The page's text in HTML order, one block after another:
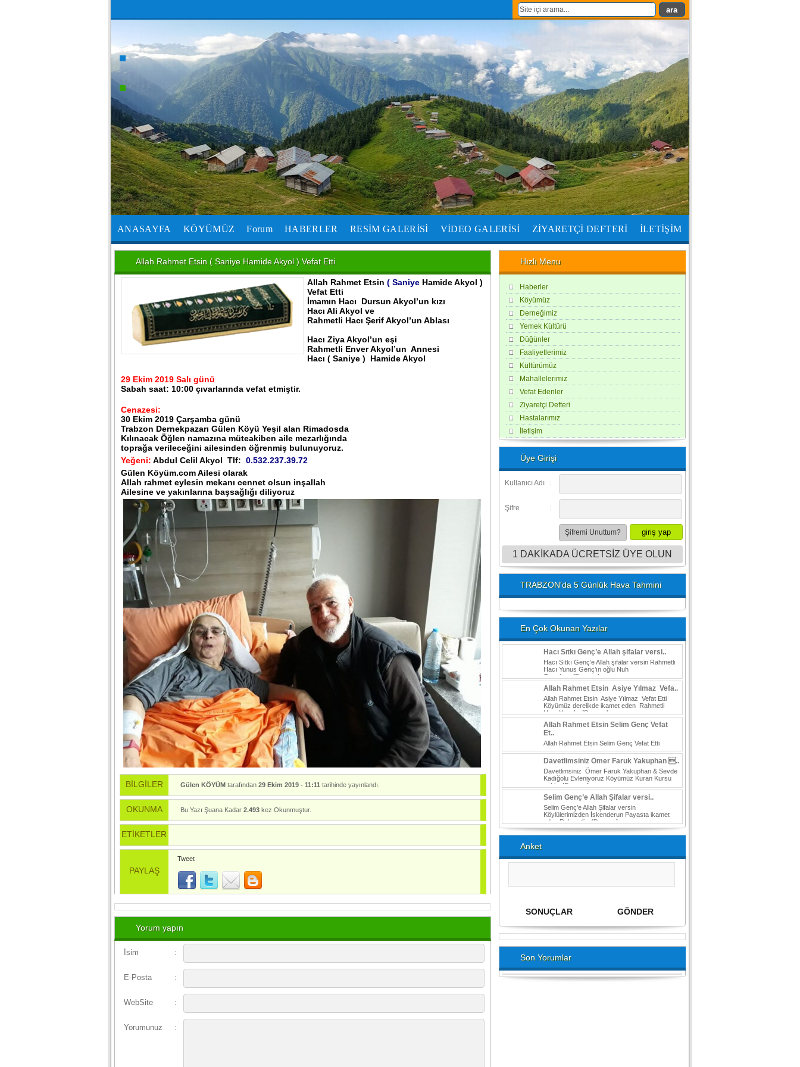
ANASAYFA KÖYÜMÜZ Forum HABERLER RESİM GALERİSİ VİDEO GALERİSİ ZİYARETÇİ DEFTERİ İLETİŞİM
Allah Rahmet Etsin ( Saniye Hamide Akyol ) Vefat Etti
Allah Rahmet Etsin ( SaniyeHamide Akyol )
Vefat Etti
İmamın Hacı Dursun Akyol’un kızı
Hacı Ali Akyol ve
Rahmetli Hacı Şerif Akyol’un Ablası
Hacı Ziya Akyol’un eşi
Rahmetli Enver Akyol’un Annesi
Hacı ( Saniye ) Hamide Akyol
29 Ekim 2019 Salı günü
Sabah saat: 10:00 çıvarlarında vefat etmiştir.
Cenazesi:
30 Ekim 2019 Çarşamba günü
Trabzon Dernekpazarı Gülen Köyü Yeşil alan Rimadosda
Kılınacak Öğlen namazına müteakiben aile mezarlığında
toprağa verileceğini ailesinden öğrenmiş bulunuyoruz.
Yeğeni: Abdul Celil Akyol Tlf: 0.532.237.39.72
Gülen Köyüm.com Ailesi olarak
Allah rahmet eylesin mekanı cennet olsun inşallah
Ailesine ve yakınlarına başsağlığı diliyoruz
BİLGİLER Gülen KÖYÜMtarafından 29 Ekim 2019 - 11:11 tarihinde yayınlandı.
OKUNMA Bu Yazı Şuana Kadar 2.493kez Okunmuştur.
ETİKETLER
PAYLAŞ
Tweet
Yorum yapın
İsim :
E-Posta :
WebSite :
Yorumunuz :
Hızlı Menu
Haberler
Köyümüz
Derneğimiz
Yemek Kültürü
Düğünler
Faaliyetlerimiz
Kültürümüz
Mahallelerimiz
Vefat Edenler
Ziyaretçi Defteri
Hastalarımız
İletişim
Üye Girişi
Kullanıcı Adı :
Şifre :
Şifremi Unuttum?
1 DAKİKADA ÜCRETSİZ ÜYE OLUN
TRABZON'da 5 Günlük Hava Tahmini
En Çok Okunan Yazılar
Hacı Sıtkı Genç’e Allah şifalar versi..
Hacı Sıtkı Genç’e Allah şifalar versin Rahmetli
Hacı Yunus Genç’ın oğlu Nuh
Genç’ın... [Devamı]
Allah Rahmet Etsin Asiye Yılmaz Vefa..
Allah Rahmet Etsin Asiye Yılmaz Vefat Etti
Köyümüz derelikde ikamet eden Rahmetli
Hacı Yusuf... [Devamı]
Allah Rahmet Etsin Selim Genç Vefat
Et..
Allah Rahmet Etsin Selim Genç Vefat Etti
Köylülerimizden İskenderun Payasta ikamet
eden Rahmetli...[Devamı]
Davetlimsiniz Ömer Faruk Yakuphan ..
Davetlimsiniz Ömer Faruk Yakuphan & Sevde
Kadığolu Evleniyoruz Köyümüz Kuran Kursu
eski... [Devamı]
Selim Genç’e Allah Şifalar versi..
Selim Genç’e Allah Şifalar versin
Köylülerimizden İskenderun Payasta ikamet
eden Rahmetli... [Devamı]
Anket
Son Yorumlar